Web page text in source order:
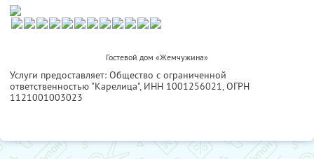
Гостевой дом «Жемчужина»
Услуги предоставляет: Общество с ограниченной
ответственностью "Карелица", ИНН 1001256021, ОГРН
1121001003023